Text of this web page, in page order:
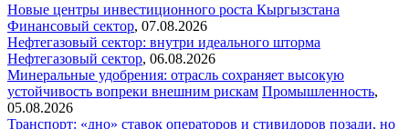
Новые центры инвестиционного роста Кыргызстана
Финансовый сектор, 07.08.2026
Нефтегазовый сектор: внутри идеального шторма
Нефтегазовый сектор, 06.08.2026
Минеральные удобрения: отрасль сохраняет высокую
устойчивость вопреки внешним рискам Промышленность,
05.08.2026
Транспорт: «дно» ставок операторов и стивидоров позади, но